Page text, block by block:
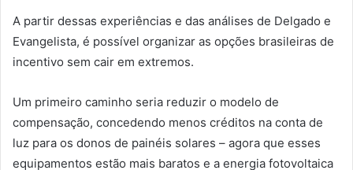
A partir dessas experiências e das análises de Delgado e
Evangelista, é possível organizar as opções brasileiras de
incentivo sem cair em extremos.
Um primeiro caminho seria reduzir o modelo de
compensação, concedendo menos créditos na conta de
luz para os donos de painéis solares – agora que esses
equipamentos estão mais baratos e a energia fotovoltaica